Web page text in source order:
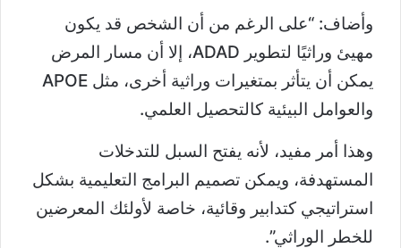
وأضاف: “على الرغم من أن الشخص قد يكون
مهيئ وراثيًا لتطوير ADAD، إلا أن مسار المرض
يمكن أن يتأثر بمتغيرات وراثية أخرى، مثل APOE
والعوامل البيئية كالتحصيل العلمي.
وهذا أمر مفيد، لأنه يفتح السبل للتدخلات
المستهدفة، ويمكن تصميم البرامج التعليمية بشكل
استراتيجي كتدابير وقائية، خاصة لأولئك المعرضين
للخطر الوراثي”.